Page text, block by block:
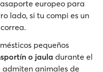
europeo para
lado, si tu compi es un
pequeños
o jaula durante el
admiten animales de